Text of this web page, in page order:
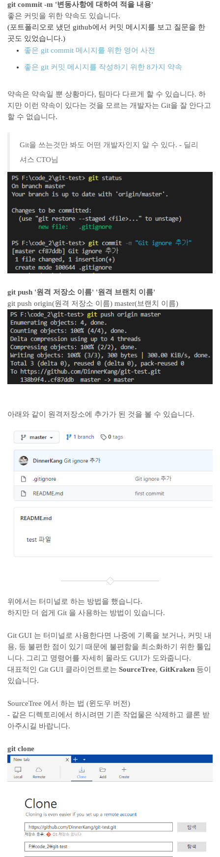
git commit -m '변동사항에 대하여 적을 내용'
좋은 커밋을 위한 약속도 있습니다.
(포트폴리오로 냈던 github에서 커밋 메시지를 보고 질문을 한
곳도 있었습니다.)
좋은 git commit 메시지를 위한 영어 사전
좋은 git 커밋 메시지를 작성하기 위한 8가지 약속
약속은 약속일 뿐 상황마다, 팀마다 다르게 할 수 있습니다. 하
지만 이런 약속이 있다는 것을 모르는 개발자는 Git을 잘 안다고
할 수 없습니다.
Git을 쓰는것만 봐도 어떤 개발자인지 알 수 있다. - 딜리
셔스 CTO님
git push '원격 저장소 이름' '원격 브랜치 이름'
git push origin(원격 저장소 이름) master(브랜치 이름)
아래와 같이 원격저장소에 추가가 된 것을 볼 수 있습니다.
위에서는 터미널로 하는 방법을 했습니다.
하지만 더 쉽게 Git 을 사용하는 방법이 있습니다.
Git GUI 는 터미널로 사용한다면 나중에 기록을 보거나, 커밋 내
용, 등 불편한 점이 있기 때문에 불편함을 최소화하기 위한 툴입
니다. 그리고 명령어를 자세히 몰라도 GUI가 도와줍니다.
대표적인 Git GUI 클라이언트로는 SourceTree, GitKraken 등이
있습니다.
SourceTree 에서 하는 법 (윈도우 버전)
- 같은 디렉토리에서 하시려면 기존 작업물은 삭제하고 클론 받
아주시길 바랍니다.
git clone